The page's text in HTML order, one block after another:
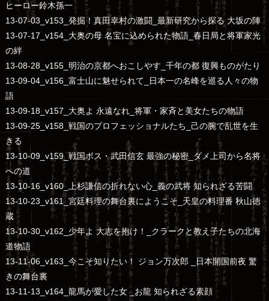
ヒーロー鈴木孫一
13-07-03_v153_発掘！真田幸村の激闘_最新研究から探る 大坂の陣
13-07-17_v154_大奥の母 名宝に込められた物語_春日局と将軍家光
の絆
13-08-28_v155_明治の京都へおこしやす_千年の都 復興ものがたり
13-09-04_v156_富士山に魅せられて_日本一の名峰を巡る人々の物
語
13-09-18_v157_大奥よ 永遠なれ_将軍・家斉と美女たちの物語
13-09-25_v158_戦国のプロフェッショナルたち_己の腕で乱世を生
きる
13-10-09_v159_戦国ボス・武田信玄 最強の秘密_ダメ上司から名将
への道
13-10-16_v160_上杉謙信の折れない心_義の武将 知られざる苦闘
13-10-23_v161_宮廷料理の舞台裏にようこそ_天皇の料理番 秋山徳
蔵
13-10-30_v162_少年よ 大志を抱け！_クラークと教え子たちの北海
道物語
13-11-06_v163_今こそ知りたい！ ジョン万次郎 _日本開国前夜 驚
きの舞台裏
13-11-13_v164_龍馬が愛した女 _お龍 知られざる素顔